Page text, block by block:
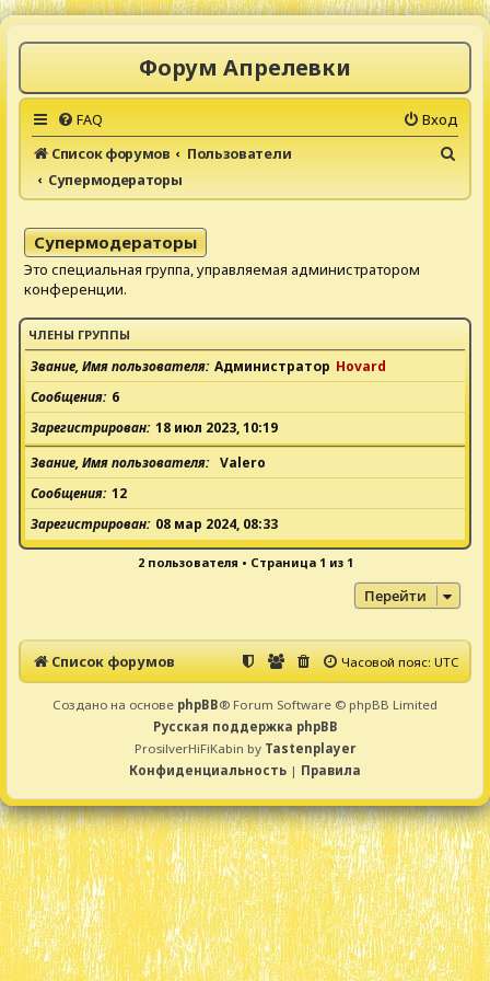
Форум Апрелевки
FAQ
Вход
Список форумов
Пользователи
Супермодераторы
и
Супермодераторы
Это специальная группа, управляемая администратором
конференции.
ЧЛЕНЫ ГРУППЫ
Звание, Имя пользователя Администратор Hovard
Сообщения 6
Зарегистрирован 18 июл 2023, 10:19
Звание, Имя пользователя
Valero
Сообщения 12
Зарегистрирован 08 мар 2024, 08:33
2 пользователя • Страница 1 из 1
Перейти
Список форумов Часовой пояс:UTC
Создано на основе phpBB® Forum Software © phpBB Limited
Русская поддержка phpBB
ProsilverHiFiKabin by Tastenplayer
Конфиденциальность | Правила